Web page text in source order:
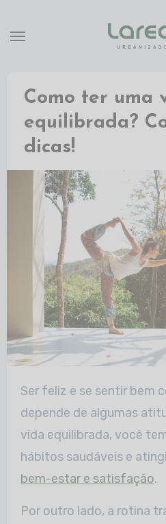
Como ter uma
equilibrada?
dicas!
Ser feliz e se sentir bem com o seu cotidiano
depende de algumas
vida equilibrada, você
hábitos saudáveis e
bem-estar e satisfação.
Por outro lado, a rotina